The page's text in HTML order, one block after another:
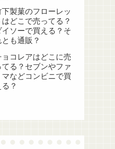
下製菓のフローレッ
はどこで売ってる？
イソーで買える？そ
とも通販？
ョコレアはどこに売
てる？セブンやファ
マなどコンビニで買
る？